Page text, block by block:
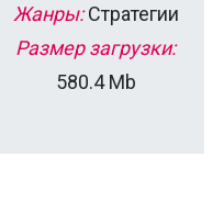
Жанры:Стратегии
Размер загрузки:
580.4 Mb